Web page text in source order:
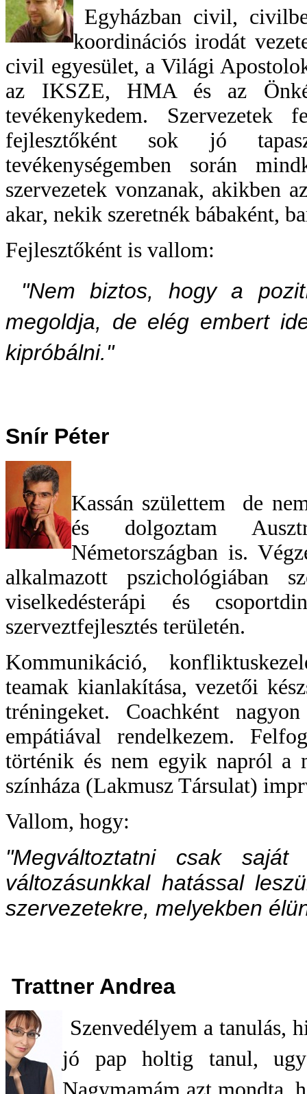
Egyházban civil,
koordinációs irodát
civil egyesület, a Világi
az IKSZE, HMA és az
tevékenykedem.
fejlesztőként sok jó
tevékenységemben során
szervezetek vonzanak, akikben
akar, nekik szeretnék bábaként,
Fejlesztőként is vallom:
"Nem biztos, hogy a
megoldja, de elég embert
kipróbálni."
Snír Péter
Kassán születtem de
és dolgoztam
Németországban is.
alkalmazott pszichológiában
viselkedésterápi és
szerveztfejlesztés területén.
Kommunikáció,
teamak kianlakítása, vezetői
tréningeket. Coachként
empátiával rendelkezem.
történik és nem egyik napról a
színháza (Lakmusz Társulat)
Vallom, hogy:
"Megváltoztatni csak
változásunkkal hatással
szervezetekre, melyekben
Trattner Andrea
Szenvedélyem a tanulás,
jó pap holtig tanul,